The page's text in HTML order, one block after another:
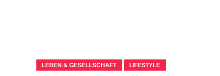
LEBEN & GESELLSCHAFT LIFESTYLE